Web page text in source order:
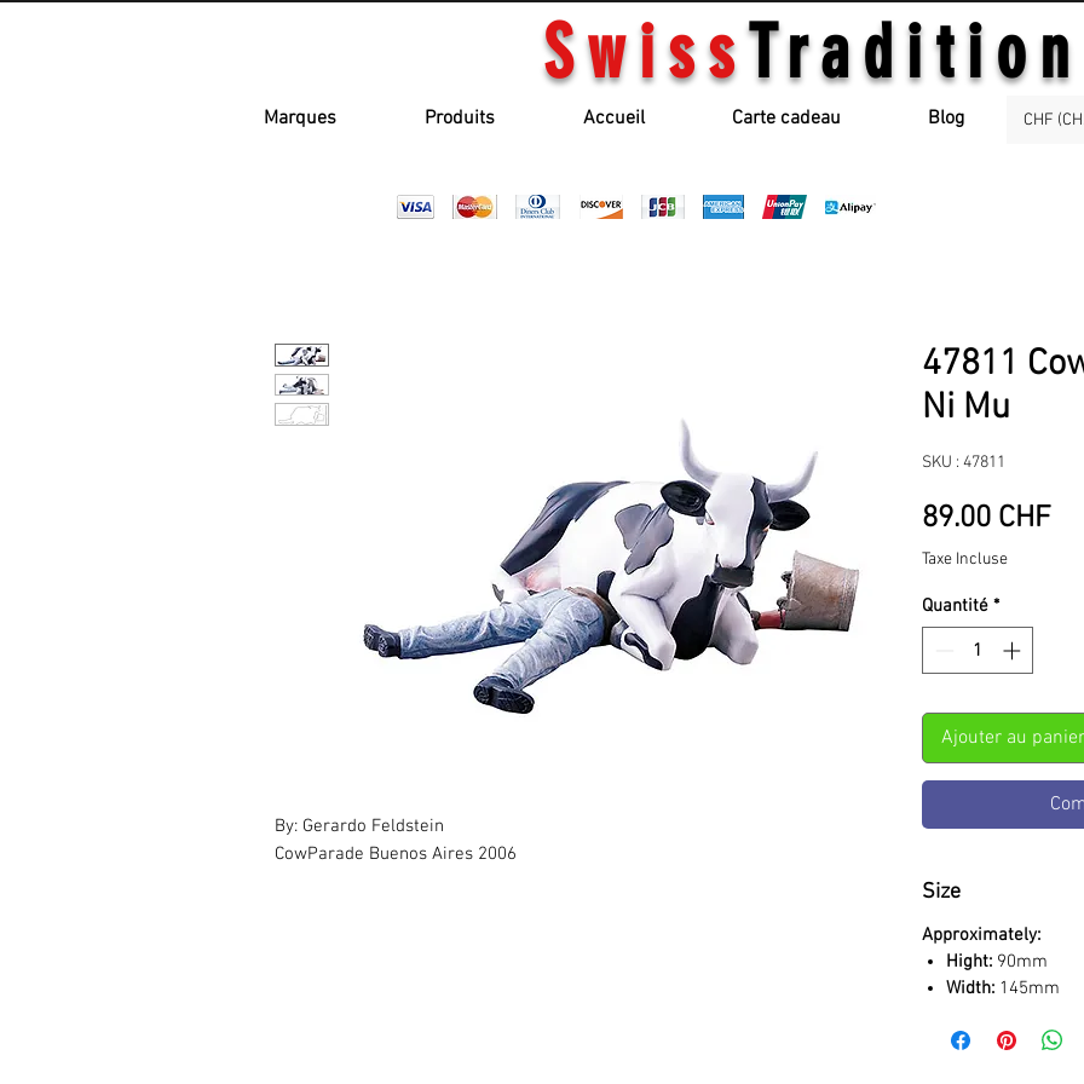
SwissTradition
Marques Produits Accueil Carte cadeau Blog CHF
By: Gerardo Feldstein
CowParade Buenos Aires 2006
47811
Ni Mu
SKU : 47811
89.00 CHFPrix
Taxe Incluse
Quantité *
Ajouter au panier
Size
Approximately:
Hight: 90mm
Width: 145mm